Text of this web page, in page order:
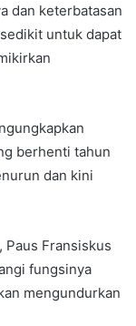
dan keterbatasan
untuk dapat
berhenti tahun
dan kini
Paus Fransiskus
fungsinya
mengundurkan